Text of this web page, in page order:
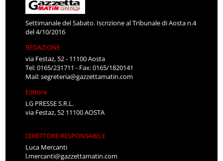
Settimanale del Sabato. Iscrizione al Tribunale di Aosta n.4
del 4/10/2016
REDAZIONE
via Festaz, 52 - 11100 Aosta
Tel: 0165/231711 - Fax: 0165/1820141
Mail:segreteria@gazzettamatin.com
Editore
LG PRESSE S.R.L.
via Festaz, 52 11100 AOSTA
DIRETTORE RESPONSABILE
Luca Mercanti
l.mercanti@gazzettamatin.com